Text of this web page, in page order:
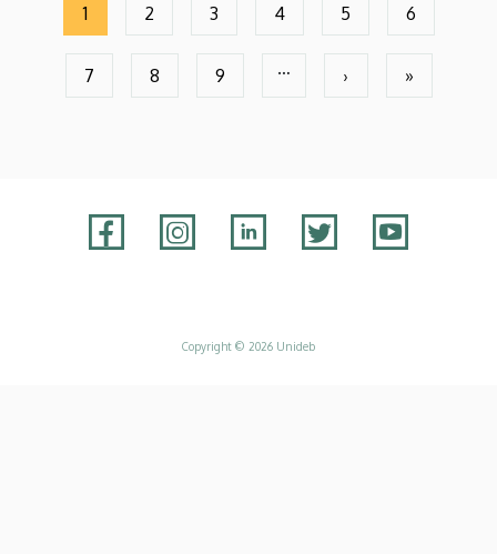
Current
page
1
Seite
2
Seite
3
Seite
4
Seite
5
Seite
6
Seite
7
Seite
8
Seite
9
…
Next
›
Last
»
Copyright © 2026 Unideb